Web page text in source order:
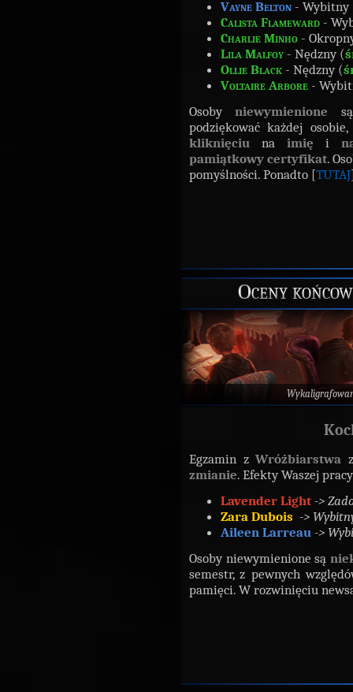
Vayne Belton - Wybitny
Calista Flameward -
Charlie Minho -
Lila Malfoy - Nędzny (
Ollie Black - Nędzny (
Voltaire Arbore -
Osobyniewymienione
podziękować każdej
kliknięciu na imię i
pamiątkowy certyfikat.
pomyślności. Ponadto [TUTAJ
Oceny
Egzamin z Wróżbiarstwa
zmianie. Efekty Waszej
Lavender Light ->
Zara Dubois ->
Aileen Larreau ->
Osoby niewymienione są
semestr, z pewnych
pamięci. W rozwinięciu